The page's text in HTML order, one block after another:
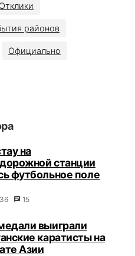
Отклики
районов
Официально
на
станции
футбольное поле
15
выиграли
каратисты на
Азии